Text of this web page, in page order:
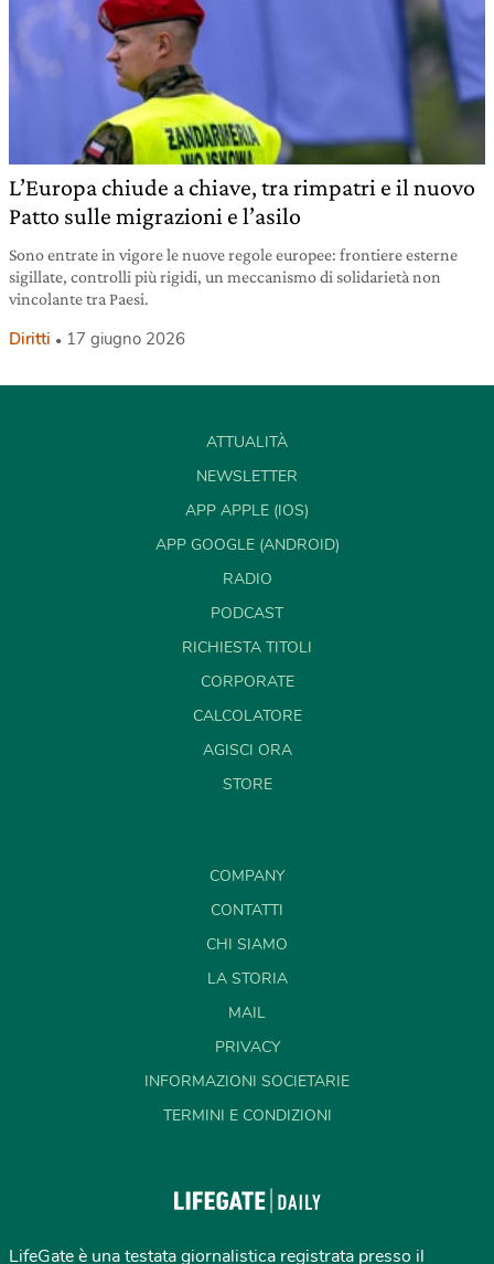
L’Europa chiude a chiave, tra rimpatri e il nuovo
Patto sulle migrazioni e l’asilo
Sono entrate in vigore le nuove regole europee: frontiere esterne
sigillate, controlli più rigidi, un meccanismo di solidarietà non
vincolante tra Paesi.
Diritti 17 giugno 2026
ATTUALITÀ
NEWSLETTER
APP APPLE (IOS)
APP GOOGLE (ANDROID)
RADIO
PODCAST
RICHIESTA TITOLI
CORPORATE
CALCOLATORE
AGISCI ORA
STORE
COMPANY
CONTATTI
CHI SIAMO
LA STORIA
MAIL
PRIVACY
INFORMAZIONI SOCIETARIE
TERMINI E CONDIZIONI
LifeGate è una testata giornalistica registrata presso il